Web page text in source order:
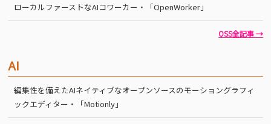
ローカルファーストなAIコワーカー・「OpenWorker」
OSS全記事 →
AI
編集性を備えたAIネイティブなオープンソースのモーショングラフィ
ックエディター・「Motionly」